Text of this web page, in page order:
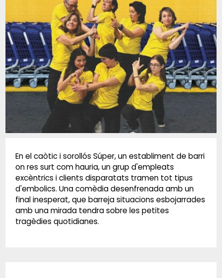
En el caòtic i sorollós Súper, un establiment de barri
on res surt com hauria, un grup d'empleats
excèntrics i clients disparatats tramen tot tipus
d'embolics. Una comèdia desenfrenada amb un
final inesperat, que barreja situacions esbojarrades
amb una mirada tendra sobre les petites
tragèdies quotidianes.